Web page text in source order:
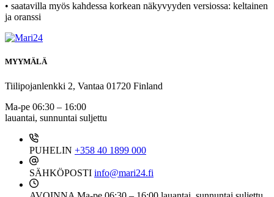
• saatavilla myös kahdessa korkean näkyvyyden versiossa: keltainen
ja oranssi
MYYMÄLÄ
Tiilipojanlenkki 2, Vantaa 01720 Finland
Ma-pe 06:30 – 16:00
lauantai, sunnuntai suljettu
PUHELIN +358 40 1899 000
SÄHKÖPOSTI info@mari24.fi